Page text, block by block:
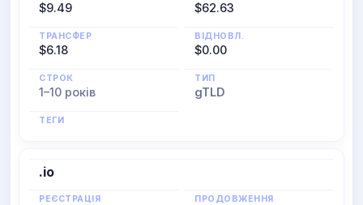
$9.49 $62.63
ТРАНСФЕР
$6.18
ВІДНОВЛ.
$0.00
СТРОК
1–10 років
ТИП
gTLD
ТЕГИ
.io
РЕЄСТРАЦІЯ ПРОДОВЖЕННЯ